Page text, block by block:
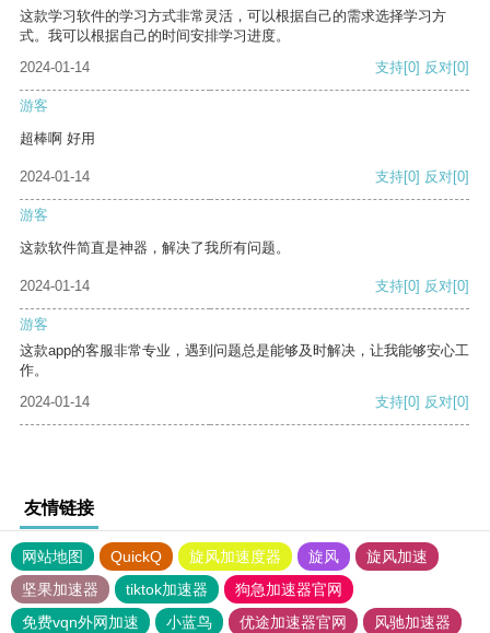
这款学习软件的学习方式非常灵活，可以根据自己的需求选择学习方
式。我可以根据自己的时间安排学习进度。
2024-01-14
支持[0] 反对[0]
游客
超棒啊 好用
2024-01-14 支持[0] 反对[0]
游客
这款软件简直是神器，解决了我所有问题。
2024-01-14 支持[0] 反对[0]
游客
这款app的客服非常专业，遇到问题总是能够及时解决，让我能够安心工
作。
2024-01-14
支持[0] 反对[0]
友情链接
网站地图 QuickQ 旋风加速度器 旋风
旋风加速
坚果加速器
tiktok加速器
狗急加速器官网
免费vqn外网加速
小蓝鸟 优途加速器官网
风驰加速器